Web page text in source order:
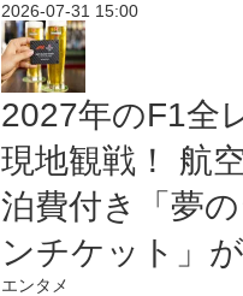
2026-07-31 15:00
2027年のF1全
現地観戦！ 航
泊費付き「夢
ンチケット」
エンタメ